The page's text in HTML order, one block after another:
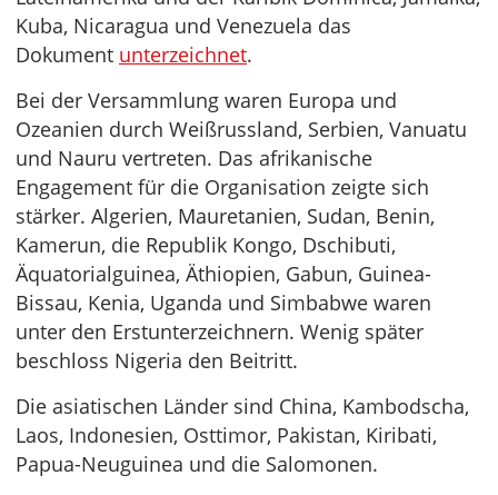
Kuba, Nicaragua und Venezuela das
Dokument unterzeichnet.
Bei der Versammlung waren Europa und
Ozeanien durch Weißrussland, Serbien, Vanuatu
und Nauru vertreten. Das afrikanische
Engagement für die Organisation zeigte sich
stärker. Algerien, Mauretanien, Sudan, Benin,
Kamerun, die Republik Kongo, Dschibuti,
Äquatorialguinea, Äthiopien, Gabun, Guinea-
Bissau, Kenia, Uganda und Simbabwe waren
unter den Erstunterzeichnern. Wenig später
beschloss Nigeria den Beitritt.
Die asiatischen Länder sind China, Kambodscha,
Laos, Indonesien, Osttimor, Pakistan, Kiribati,
Papua-Neuguinea und die Salomonen.